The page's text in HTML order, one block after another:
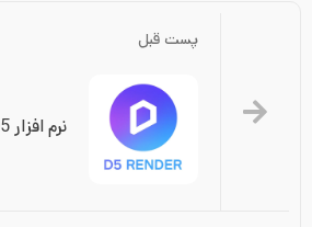
پست قبل
نرم افزار D5